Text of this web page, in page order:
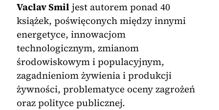
Vaclav Smil jest autorem ponad 40
książek, poświęconych między innymi
energetyce, innowacjom
technologicznym, zmianom
środowiskowym i populacyjnym,
zagadnieniom żywienia i produkcji
żywności, problematyce oceny zagrożeń
oraz polityce publicznej.